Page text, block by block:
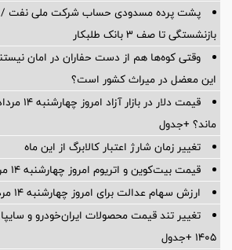
پشت پرده‌ مسدودی حساب شرکت ملی نفت /
بازنشستگی تا صف ۳ بانک طلبکار
وقتی کوه‌ها هم از دست حفاران در امان
این معضل در میراث کشور است؟
ماند؟ +جدول
تغییر زمان شارژ اعتبار کالابرگ از این ماه
قیمت بیت‌کوین و اتریوم امروز چهارشنبه ۱۴ مرداد
ارزش سهام عدالت برای امروز چهارشنبه ۱۴ مرداد + جدول
۱۴۰۵ +جدول